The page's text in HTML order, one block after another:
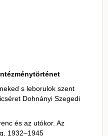
s leborulok szent
Dohnányi Szegedi
és az utókor. Az
1932–1945